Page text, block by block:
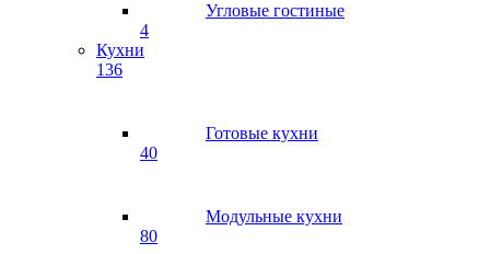
Угловые гостиные
4
Кухни
136
Готовые кухни
40
Модульные кухни
80